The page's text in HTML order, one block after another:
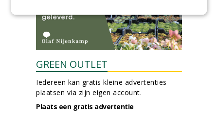
GREEN OUTLET
Iedereen kan gratis kleine advertenties
plaatsen via zijn eigen account.
Plaats een gratis advertentie